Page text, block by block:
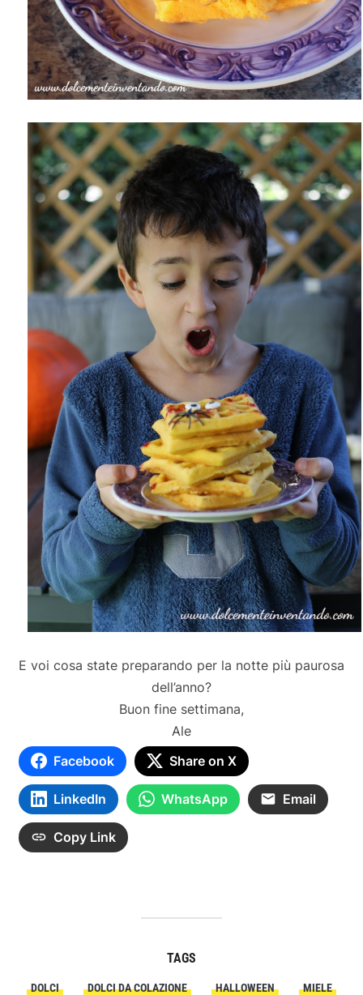
E voi cosa state preparando per la notte più paurosa
dell’anno?
Buon fine settimana,
Ale
Facebook
Share on X
LinkedIn WhatsApp Email
Copy Link
TAGS
DOLCI DOLCI DA COLAZIONE HALLOWEEN
MIELE